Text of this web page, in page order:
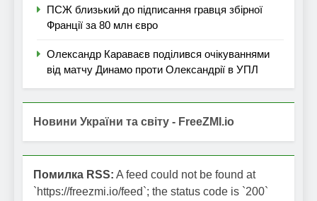
ПСЖ близький до підписання гравця збірної
Франції за 80 млн євро
Олександр Караваєв поділився очікуваннями
від матчу Динамо проти Олександрії в УПЛ
Новини України та світу - FreeZMI.io
Помилка RSS: A feed could not be found at
`https://freezmi.io/feed`; the status code is `200`